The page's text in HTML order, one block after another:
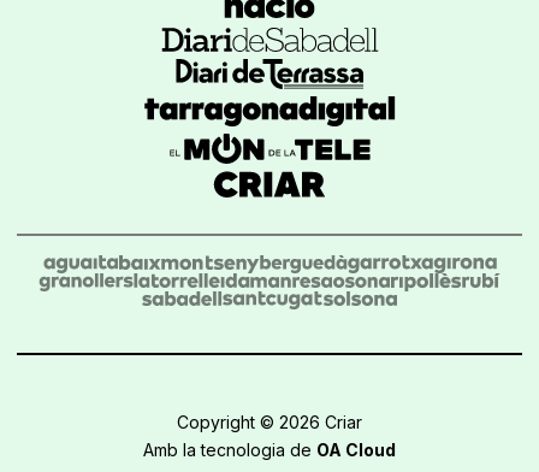
Copyright © 2026 Criar
Amb la tecnologia de OA Cloud